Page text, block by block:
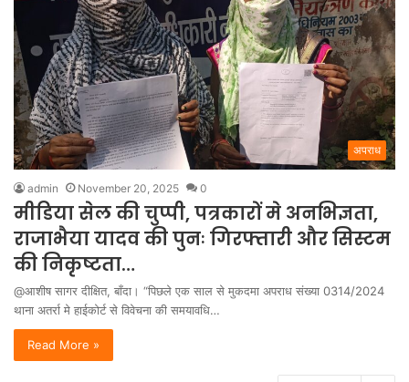
अपराध
admin November 20, 2025 0
मीडिया सेल की चुप्पी, पत्रकारों मे अनभिज्ञता,
राजाभैया यादव की पुनः गिरफ्तारी और सिस्टम
की निकृष्टता…
@आशीष सागर दीक्षित, बाँदा। “पिछले एक साल से मुकदमा अपराध संख्या 0314/2024
थाना अतर्रा मे हाईकोर्ट से विवेचना की समयावधि…
Read More »